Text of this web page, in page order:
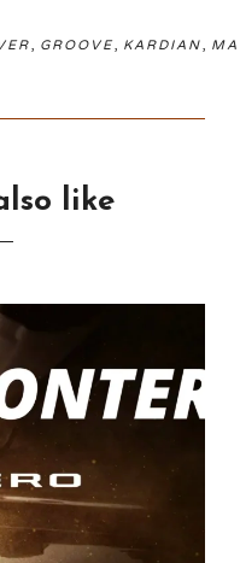
, GROOVE, KARDIAN,
like